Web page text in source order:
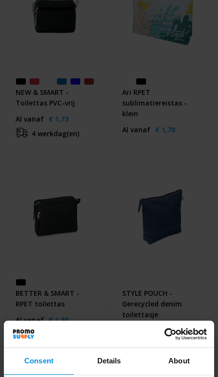
Consent Details About
NEW & SMART -
Toilettas PVC-vrij
Al vanaf € 1,73
4 werkdag(en)
Ari RPET
sublimatiereistas -
klein
Al vanaf € 1,78
BETTER & SMART -
RPET toilettas
Al vanaf € 1,86
4 werkdag(en)
STYLE POUCH -
Gerecycled denim
toilettasje
€ 1,88
4 werkdag(en)